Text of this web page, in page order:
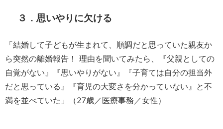
３．思いやりに欠ける
「結婚して子どもが生まれて、順調だと思っていた親友か
ら突然の離婚報告！ 理由を聞いてみたら、『父親としての
自覚がない』『思いやりがない』『子育ては自分の担当外
だと思っている』『育児の大変さを分かっていない』と不
満を並べていた」（27歳／医療事務／女性）